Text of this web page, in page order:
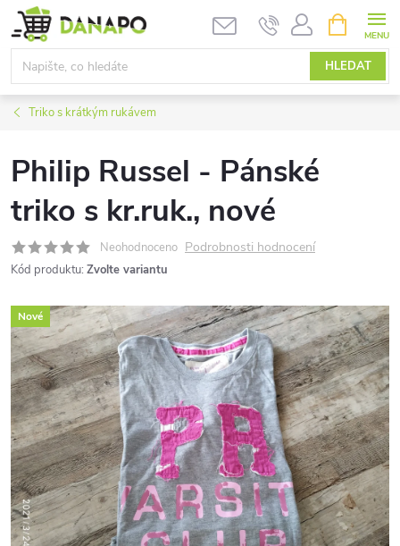
Přejít
na
obsah
HLEDAT
NÁKUPNÍ
KOŠÍK
Triko s krátkým rukávem
Philip Russel - Pánské
triko s kr.ruk., nové
Neohodnoceno Podrobnosti hodnocení
Kód produktu: Zvolte variantu
Nové